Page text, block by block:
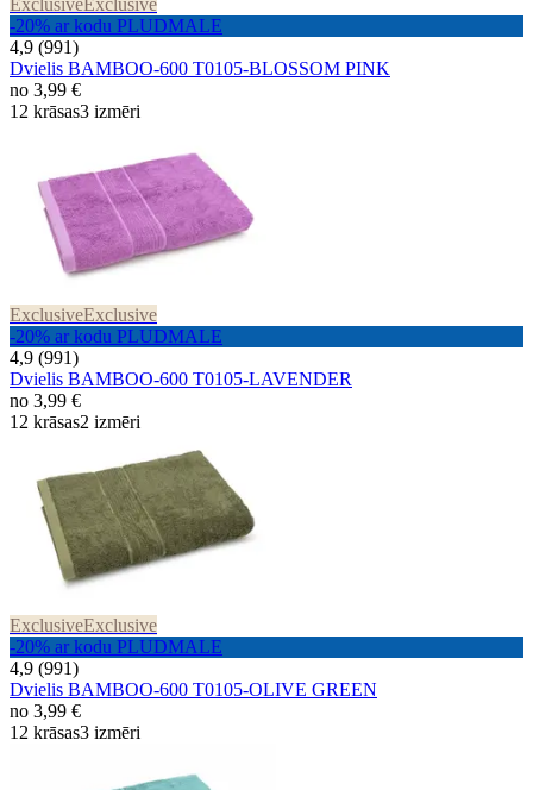
ExclusiveExclusive
-20% ar kodu PLUDMALE
4,9 (991)
Dvielis BAMBOO-600 T0105-BLOSSOM PINK
no 3,99 €
12 krāsas3 izmēri
ExclusiveExclusive
-20% ar kodu PLUDMALE
4,9 (991)
Dvielis BAMBOO-600 T0105-LAVENDER
no 3,99 €
12 krāsas2 izmēri
ExclusiveExclusive
-20% ar kodu PLUDMALE
4,9 (991)
Dvielis BAMBOO-600 T0105-OLIVE GREEN
no 3,99 €
12 krāsas3 izmēri